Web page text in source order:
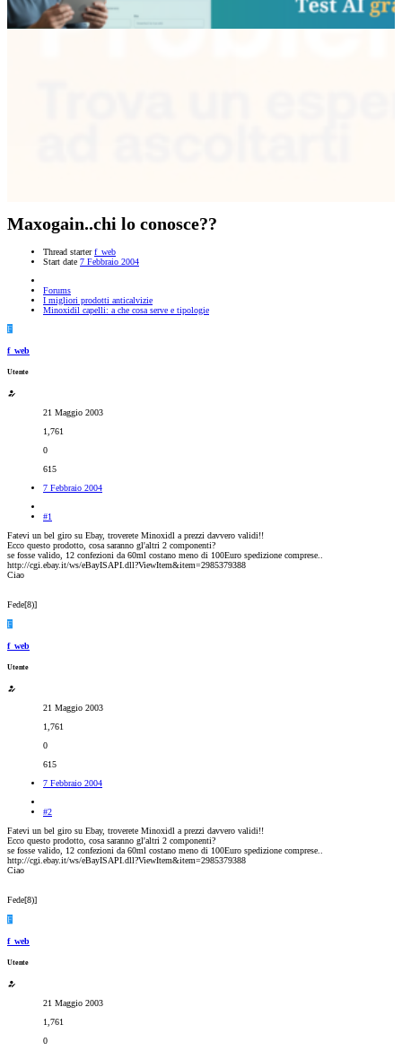
Maxogain..chi lo conosce??
Thread starter f_web
Start date 7 Febbraio 2004
Forums
I migliori prodotti anticalvizie
Minoxidil capelli: a che cosa serve e tipologie
F
f_web
Utente
21 Maggio 2003
1,761
0
615
7 Febbraio 2004
#1
Fatevi un bel giro su Ebay, troverete Minoxidl a prezzi davvero validi!!
Ecco questo prodotto, cosa saranno gl'altri 2 componenti?
se fosse valido, 12 confezioni da 60ml costano meno di 100Euro spedizione comprese..
http://cgi.ebay.it/ws/eBayISAPI.dll?ViewItem&item=2985379388
Ciao
Fede[8)]
F
f_web
Utente
21 Maggio 2003
1,761
0
615
7 Febbraio 2004
#2
Fatevi un bel giro su Ebay, troverete Minoxidl a prezzi davvero validi!!
Ecco questo prodotto, cosa saranno gl'altri 2 componenti?
se fosse valido, 12 confezioni da 60ml costano meno di 100Euro spedizione comprese..
http://cgi.ebay.it/ws/eBayISAPI.dll?ViewItem&item=2985379388
Ciao
Fede[8)]
F
f_web
Utente
21 Maggio 2003
1,761
0